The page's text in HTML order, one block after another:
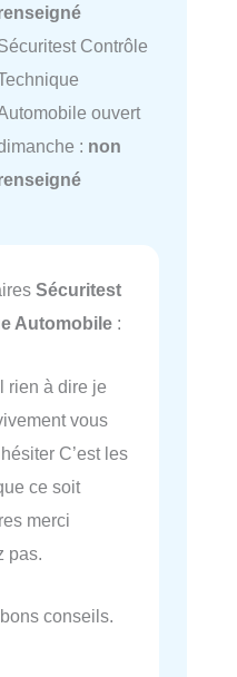
Contrôle
ouvert
: non
Sécuritest
Automobile :
rien à dire je
vous
C’est les
ce soit
merci
pas.
conseils.